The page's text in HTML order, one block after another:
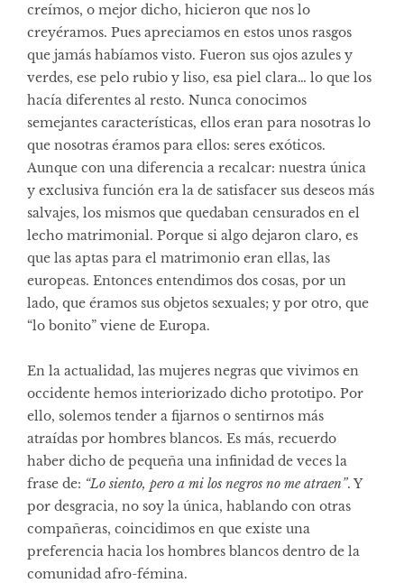
creímos, o mejor dicho, hicieron que nos lo
creyéramos. Pues apreciamos en estos unos rasgos
que jamás habíamos visto. Fueron sus ojos azules y
verdes, ese pelo rubio y liso, esa piel clara… lo que los
hacía diferentes al resto. Nunca conocimos
semejantes características, ellos eran para nosotras lo
que nosotras éramos para ellos: seres exóticos.
Aunque con una diferencia a recalcar: nuestra única
y exclusiva función era la de satisfacer sus deseos más
salvajes, los mismos que quedaban censurados en el
lecho matrimonial. Porque si algo dejaron claro, es
que las aptas para el matrimonio eran ellas, las
europeas. Entonces entendimos dos cosas, por un
lado, que éramos sus objetos sexuales; y por otro, que
“lo bonito” viene de Europa.
En la actualidad, las mujeres negras que vivimos en
occidente hemos interiorizado dicho prototipo. Por
ello, solemos tender a fijarnos o sentirnos más
atraídas por hombres blancos. Es más, recuerdo
haber dicho de pequeña una infinidad de veces la
frase de: “Lo siento, pero a mi los negros no me atraen”. Y
por desgracia, no soy la única, hablando con otras
compañeras, coincidimos en que existe una
preferencia hacia los hombres blancos dentro de la
comunidad afro-fémina.